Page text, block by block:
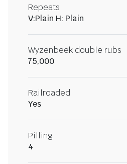
Repeats
V:Plain H: Plain
Wyzenbeek double rubs
75,000
Railroaded
Yes
Pilling
4